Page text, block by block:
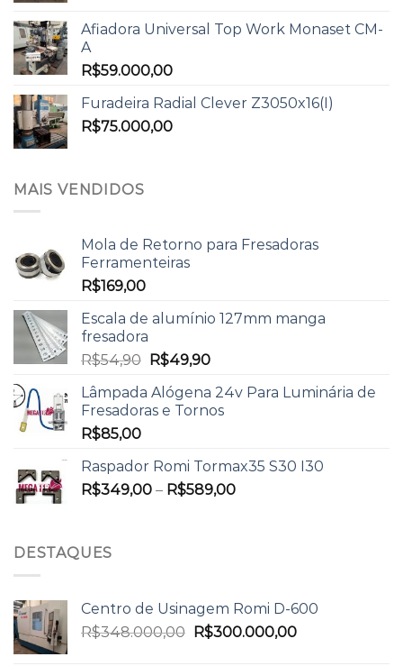
Afiadora Universal Top Work Monaset CM-
A
R$59.000,00
Furadeira Radial Clever Z3050x16(I)
R$75.000,00
MAIS VENDIDOS
Mola de Retorno para Fresadoras
Ferramenteiras
R$169,00
Escala de alumínio 127mm manga
fresadora
R$54,90 R$49,90
Lâmpada Alógena 24v Para Luminária de
Fresadoras e Tornos
R$85,00
Raspador Romi Tormax35 S30 I30
R$349,00 – R$589,00
DESTAQUES
Centro de Usinagem Romi D-600
R$348.000,00 R$300.000,00